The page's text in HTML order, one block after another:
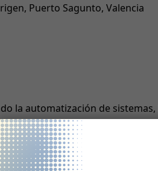
Puerto Sagunto, Valencia
la automatización de
future of advanced